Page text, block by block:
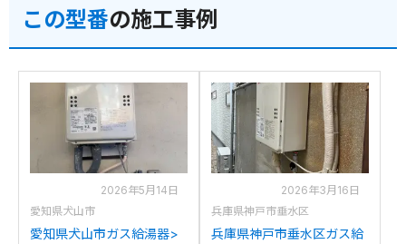
この型番の施工事例
2026年5月14日
愛知県犬山市
愛知県犬山市ガス給湯器>
2026年3月16日
兵庫県神戸市垂水区
兵庫県神戸市垂水区ガス給